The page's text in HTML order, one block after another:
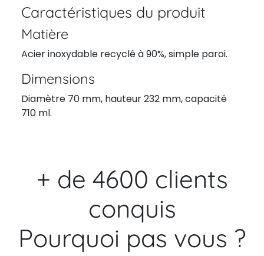
Caractéristiques du produit
Matière
Acier inoxydable recyclé à 90%, simple paroi.
Dimensions
Diamètre 70 mm, hauteur 232 mm, capacité
710 ml.
+ de 4600 clients
conquis
Pourquoi pas vous ?